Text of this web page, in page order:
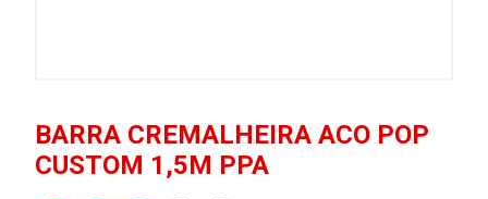
BARRA CREMALHEIRA ACO POP
CUSTOM 1,5M PPA